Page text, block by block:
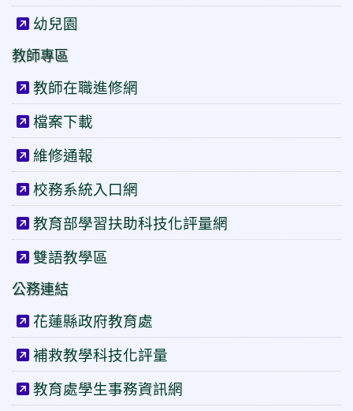
幼兒園
教師專區
教師在職進修網
檔案下載
維修通報
校務系統入口網
教育部學習扶助科技化評量網
雙語教學區
公務連結
花蓮縣政府教育處
補救教學科技化評量
教育處學生事務資訊網